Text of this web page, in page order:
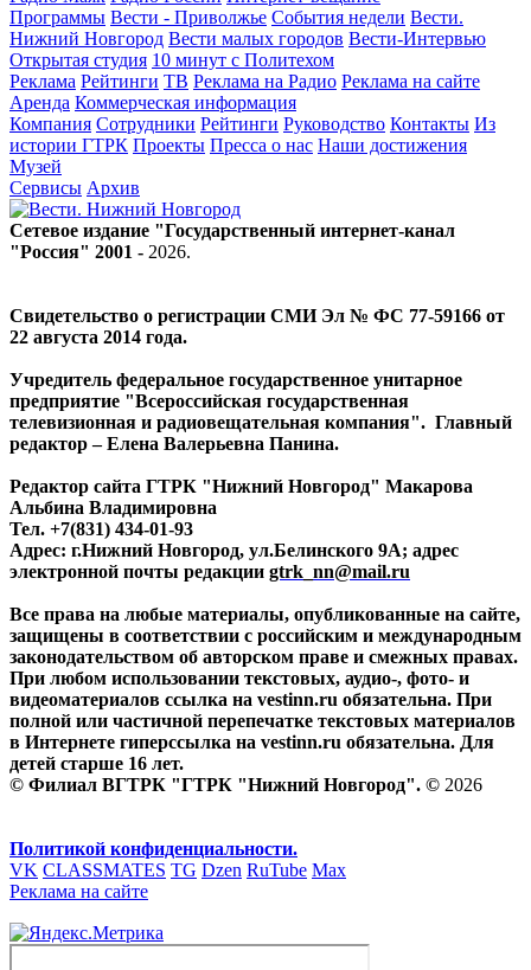
Программы Вести - Приволжье События недели Вести.
Нижний Новгород Вести малых городов Вести-Интервью
Открытая студия 10 минут с Политехом
Реклама Рейтинги ТВ Реклама на Радио Реклама на сайте
Аренда Коммерческая информация
Компания Сотрудники Рейтинги Руководство Контакты Из
истории ГТРК Проекты Пресса о нас Наши достижения
Музей
Сервисы Архив
Сетевое издание "Государственный интернет-канал
"Россия" 2001 - 2026.
Свидетельство о регистрации СМИ Эл № ФС 77-59166 от
22 августа 2014 года.
Учредитель федеральное государственное унитарное
предприятие "Всероссийская государственная
телевизионная и радиовещательная компания". Главный
редактор – Елена Валерьевна Панина.
Редактор сайта ГТРК "Нижний Новгород" Макарова
Альбина Владимировна
Тел. +7(831) 434-01-93
Адрес: г.Нижний Новгород, ул.Белинского 9А; адрес
электронной почты редакции gtrk_nn@mail.ru
Все права на любые материалы, опубликованные на сайте,
защищены в соответствии с российским и международным
законодательством об авторском праве и смежных правах.
При любом использовании текстовых, аудио-, фото- и
видеоматериалов ссылка на vestinn.ru обязательна. При
полной или частичной перепечатке текстовых материалов
в Интернете гиперссылка на vestinn.ru обязательна. Для
детей старше 16 лет.
© Филиал ВГТРК "ГТРК "Нижний Новгород". © 2026
Политикой конфиденциальности.
VK CLASSMATES TG Dzen RuTube Max
Реклама на сайте